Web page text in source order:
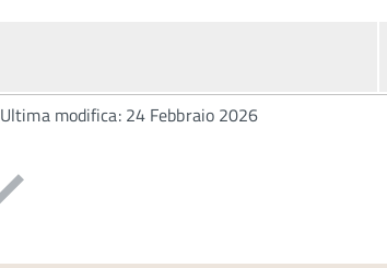
Ultima modifica: 24 Febbraio 2026